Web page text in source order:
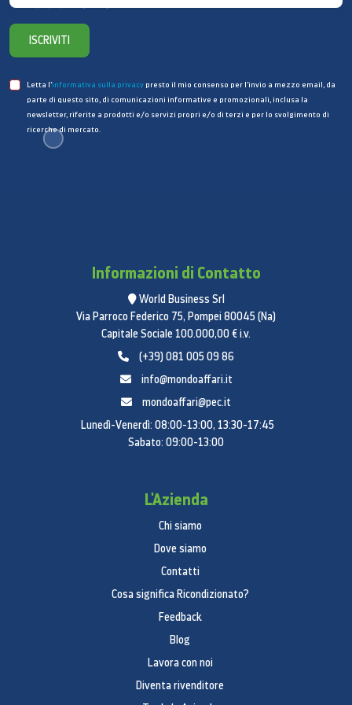
*Custodia a libro per Galaxy Tab S6 Lite venduta
proiezione privata al parco o per rimanere incollato
grazie al doppio speaker AKG, potrai godere di un
potente audio 3D.
*Misurato diagonalmente, come rettangolo pieno,
senza considerare gli angoli arrotondati. L’area di
Velocità + Memoria + Potenza
= Epic Races
ISCRIVITI
Letta l’informativa sulla privacy presto il mio consenso per l’invio a mezzo email, da
parte di questo sito, di comunicazioni informative e promozionali, inclusa la
newsletter, riferite a prodotti e/o servizi propri e/o di terzi e per lo svolgimento di
ricerche di mercato.
Informazioni di Contatto
World Business Srl
Via Parroco Federico 75, Pompei 80045 (Na)
Capitale Sociale 100.000,00 € i.v.
(+39) 081 005 09 86
info@mondoaffari.it
mondoaffari@pec.it
Lunedì-Venerdì: 08:00-13:00, 13:30-17:45
Sabato: 09:00-13:00
L'Azienda
Chi siamo
Dove siamo
Contatti
Cosa significa Ricondizionato?
Feedback
Blog
Lavora con noi
Diventa rivenditore